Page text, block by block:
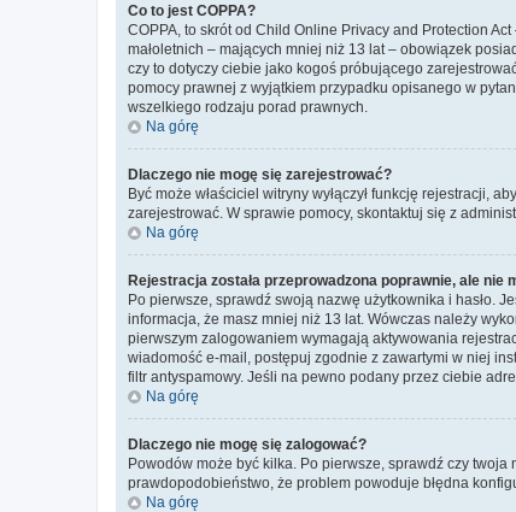
Co to jest COPPA?
COPPA, to skrót od Child Online Privacy and Protection
małoletnich – mających mniej niż 13 lat – obowiązek
czy to dotyczy ciebie jako kogoś próbującego
pomocy prawnej z wyjątkiem przypadku opisanego w
wszelkiego rodzaju porad prawnych.
Na górę
Dlaczego nie mogę się zarejestrować?
Być może właściciel witryny wyłączył funkcję rejestracji,
zarejestrować. W sprawie pomocy, skontaktuj się z
Na górę
Rejestracja została przeprowadzona poprawnie, ale nie
Po pierwsze, sprawdź swoją nazwę użytkownika i hasło.
informacja, że masz mniej niż 13 lat. Wówczas należy
pierwszym zalogowaniem wymagają aktywowania
wiadomość e-mail, postępuj zgodnie z zawartymi w niej
filtr antyspamowy. Jeśli na pewno podany przez ciebie
Na górę
Dlaczego nie mogę się zalogować?
Powodów może być kilka. Po pierwsze, sprawdź czy twoja
prawdopodobieństwo, że problem powoduje błędna
Na górę